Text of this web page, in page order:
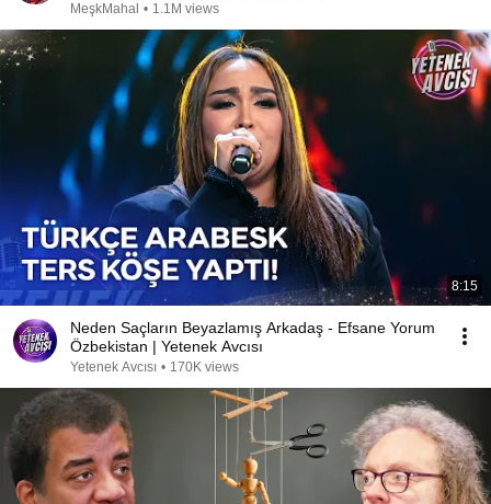
MeşkMahal • 1.1M views
8:15
Neden Saçların Beyazlamış Arkadaş - Efsane Yorum
Özbekistan | Yetenek Avcısı
Yetenek Avcısı • 170K views